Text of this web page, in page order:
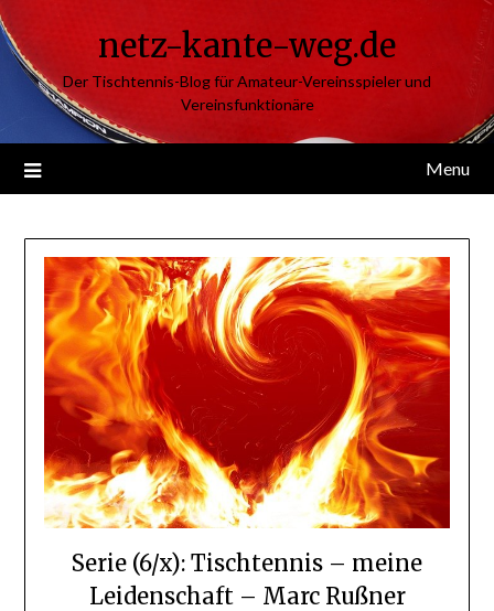
Skip
to
content
netz-kante-weg.de
Der Tischtennis-Blog für Amateur-Vereinsspieler und
Vereinsfunktionäre
Menu
Serie (6/x): Tischtennis – meine
Leidenschaft – Marc Rußner